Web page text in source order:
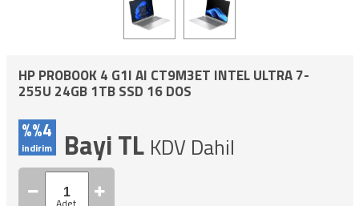
HP PROBOOK 4 G1I AI CT9M3ET INTEL ULTRA 7-
255U 24GB 1TB SSD 16 DOS
%%4
indirim Bayi TL KDV Dahil